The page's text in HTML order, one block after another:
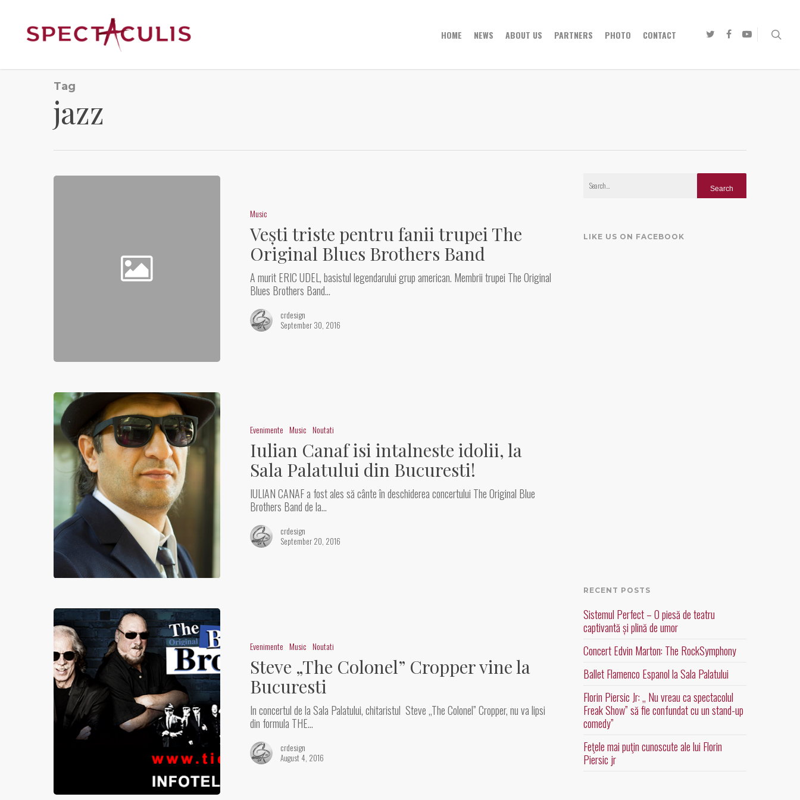
HOME NEWS ABOUT US PARTNERS PHOTO CONTACT
Tag
jazz
Music
Vești triste pentru fanii trupei The
Original Blues Brothers Band
A murit ERIC UDEL, basistul legendarului grup american. Membrii trupei The Original
Blues Brothers Band…
crdesign
September 30, 2016
Evenimente Music Noutati
Iulian Canaf isi intalneste idolii, la
Sala Palatului din Bucuresti!
IULIAN CANAF a fost ales să cânte în deschiderea concertului The Original Blue
Brothers Band de la…
crdesign
September 20, 2016
Evenimente Music Noutati
Steve „The Colonel” Cropper vine la
Bucuresti
In concertul de la Sala Palatului, chitaristul Steve „The Colonel” Cropper, nu va lipsi
din formula THE…
crdesign
August 4, 2016
LIKE US ON FACEBOOK
RECENT POSTS
Sistemul Perfect – O piesă de teatru
captivantă și plină de umor
Concert Edvin Marton: The RockSymphony
Ballet Flamenco Espanol la Sala Palatului
Florin Piersic Jr: „ Nu vreau ca spectacolul
Freak Show” să fie confundat cu un stand-up
comedy”
Feţele mai puţin cunoscute ale lui Florin
Piersic jr